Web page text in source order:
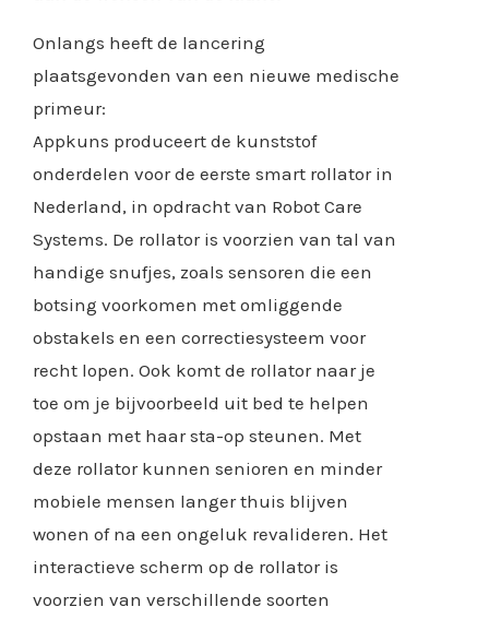
Onlangs heeft de lancering
plaatsgevonden van een nieuwe medische
primeur:
Appkuns produceert de kunststof
onderdelen voor de eerste smart rollator in
Nederland, in opdracht van Robot Care
Systems. De rollator is voorzien van tal van
handige snufjes, zoals sensoren die een
botsing voorkomen met omliggende
obstakels en een correctiesysteem voor
recht lopen. Ook komt de rollator naar je
toe om je bijvoorbeeld uit bed te helpen
opstaan met haar sta-op steunen. Met
deze rollator kunnen senioren en minder
mobiele mensen langer thuis blijven
wonen of na een ongeluk revalideren. Het
interactieve scherm op de rollator is
voorzien van verschillende soorten